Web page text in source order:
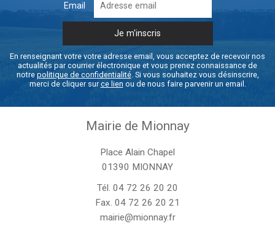
Email
En renseignant votre votre adresse email, vous acceptez de recevoir nos
actualités par courrier électronique et vous prenez connaissance de
notre politique de confidentialité. Si vous souhaitez vous désinscrire,
merci de cliquer surce lien ou de nous faire parvenir un email.
Mairie de Mionnay
Place Alain Chapel
01390 MIONNAY
Tél. 04 72 26 20 20
Fax. 04 72 26 20 21
mairie@mionnay.fr